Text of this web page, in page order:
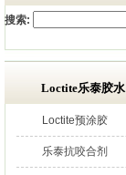
搜索:
Loctite乐泰胶水
Loctite预涂胶
乐泰抗咬合剂